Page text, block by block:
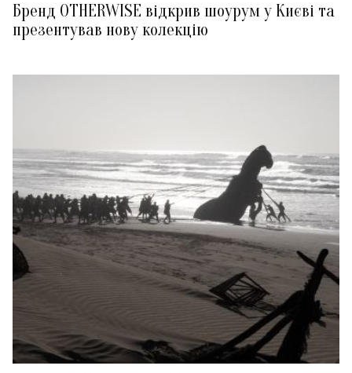
Бренд OTHERWISE відкрив шоурум у Києві та
презентував нову колекцію